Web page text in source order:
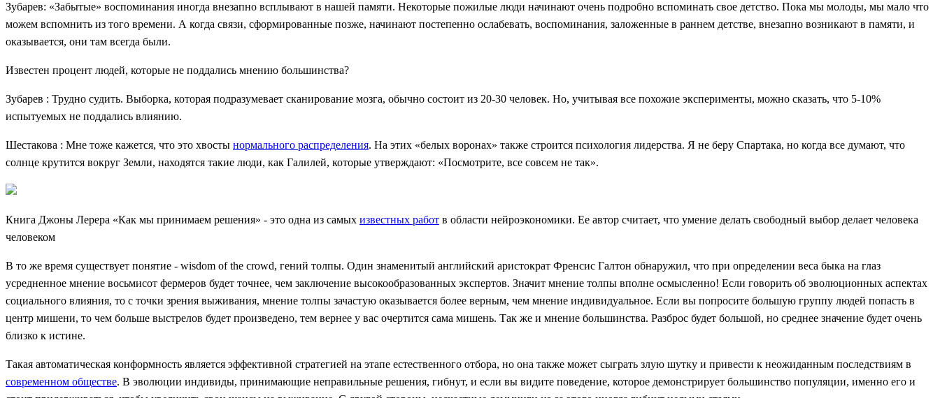
Зубарев: «Забытые» воспоминания иногда внезапно всплывают в нашей памяти. Некоторые пожилые люди начинают очень подробно вспоминать свое детство. Пока мы молоды, мы мало что
можем вспомнить из того времени. А когда связи, сформированные позже, начинают постепенно ослабевать, воспоминания, заложенные в раннем детстве, внезапно возникают в памяти, и
оказывается, они там всегда были.
Известен процент людей, которые не поддались мнению большинства?
Зубарев : Трудно судить. Выборка, которая подразумевает сканирование мозга, обычно состоит из 20-30 человек. Но, учитывая все похожие эксперименты, можно сказать, что 5-10%
испытуемых не поддались влиянию.
Шестакова : Мне тоже кажется, что это хвосты нормального распределения. На этих «белых воронах» также строится психология лидерства. Я не беру Спартака, но когда все думают, что
солнце крутится вокруг Земли, находятся такие люди, как Галилей, которые утверждают: «Посмотрите, все совсем не так».
Книга Джоны Лерера «Как мы принимаем решения» - это одна из самых известных работ в области нейроэкономики. Ее автор считает, что умение делать свободный выбор делает человека
человеком
В то же время существует понятие - wisdom of the crowd, гений толпы. Один знаменитый английский аристократ Френсис Галтон обнаружил, что при определении веса быка на глаз
усредненное мнение восьмисот фермеров будет точнее, чем заключение высокообразованных экспертов. Значит мнение толпы вполне осмысленно! Если говорить об эволюционных аспектах
социального влияния, то с точки зрения выживания, мнение толпы зачастую оказывается более верным, чем мнение индивидуальное. Если вы попросите большую группу людей попасть в
центр мишени, то чем больше выстрелов будет произведено, тем вернее у вас очертится сама мишень. Так же и мнение большинства. Разброс будет большой, но среднее значение будет очень
близко к истине.
Такая автоматическая конформность является эффективной стратегией на этапе естественного отбора, но она также может сыграть злую шутку и привести к неожиданным последствиям в
современном обществе. В эволюции индивиды, принимающие неправильные решения, гибнут, и если вы видите поведение, которое демонстрирует большинство популяции, именно его и